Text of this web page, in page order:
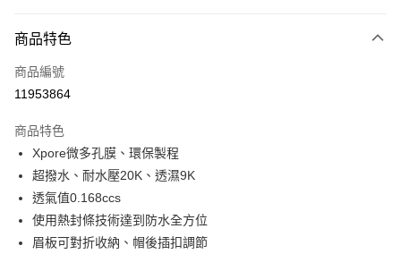
LINE Pay
Apple Pay
悠遊付
Google Pay
全盈+PAY
AFTEE先享後付
商品特色
商品編號
11953864
商品特色
Xpore微多孔膜、環保製程
超撥水、耐水壓20K、透濕9K
透氣值0.168ccs
使用熱封條技術達到防水全方位
眉板可對折收納、帽後插扣調節